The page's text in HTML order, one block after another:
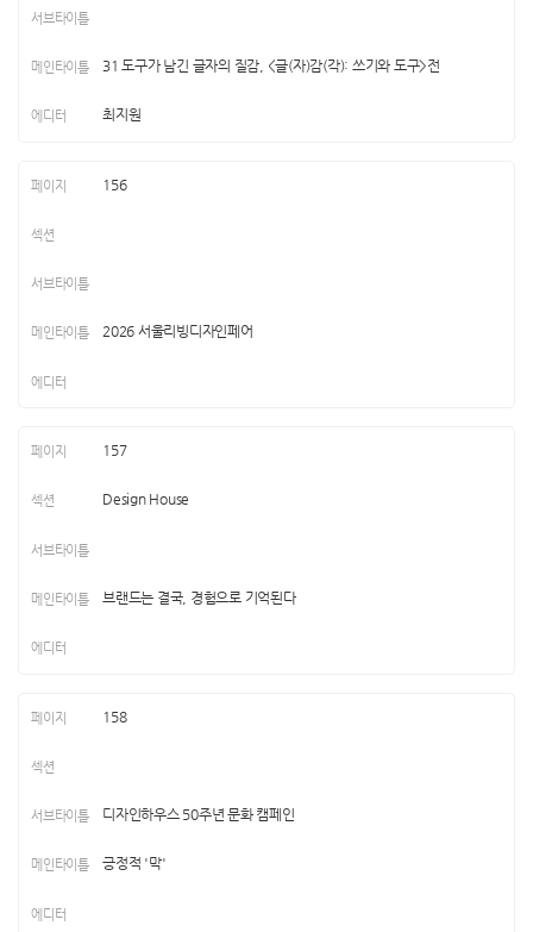
31 도구가 남긴 글자의 질감, <글(자)감(각): 쓰기와 도구>전
최지원
156
2026 서울리빙디자인페어
157
Design House
브랜드는 결국, 경험으로 기억된다
158
디자인하우스 50주년 문화 캠페인
긍정적 '막'